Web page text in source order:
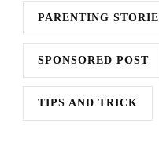
PARENTING
SPONSORED POST
TIPS AND TRICK